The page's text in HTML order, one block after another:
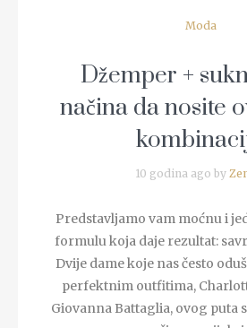
Moda
Džemper +
načina da nosite
10 godina ago by
Predstavljamo vam moćnu i
formulu koja daje rezultat:
Dvije dame koje nas često
perfektnim outfitima,
Giovanna Battaglia, ovog puta